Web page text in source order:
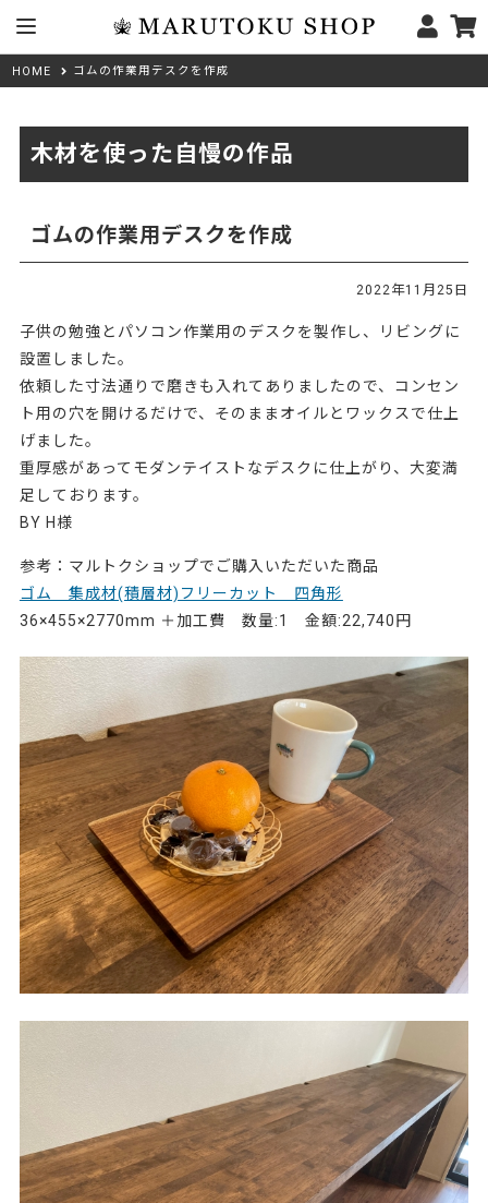
HOME ゴムの作業用デスクを作成
木材を使った自慢の作品
ゴムの作業用デスクを作成
2022年11月25日
子供の勉強とパソコン作業用のデスクを製作し、リビングに
設置しました。
依頼した寸法通りで磨きも入れてありましたので、コンセン
ト用の穴を開けるだけで、そのままオイルとワックスで仕上
げました。
重厚感があってモダンテイストなデスクに仕上がり、大変満
足しております。
BY H様
参考：マルトクショップでご購入いただいた商品
ゴム 集成材(積層材)フリーカット 四角形
36×455×2770mm ＋加工費 数量:1 金額:22,740円